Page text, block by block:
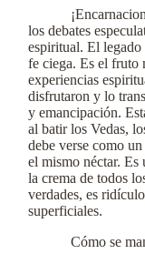
los debates
espiritual. El legado
fe ciega. Es el fruto
experiencias
disfrutaron y lo
y emancipación.
al batir los Vedas,
debe verse como
el mismo néctar. Es
la crema de todos
verdades, es
superficiales.
Cómo se